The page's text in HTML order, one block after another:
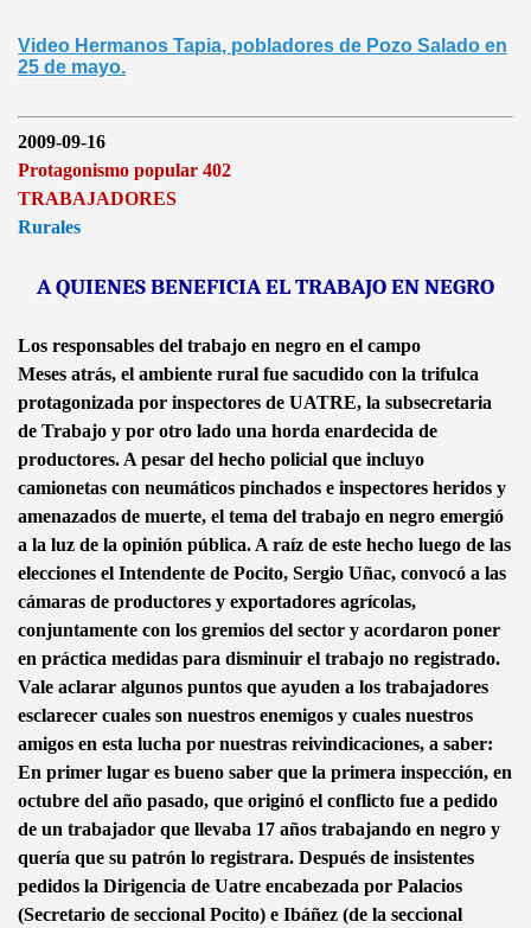
Video Hermanos Tapia, pobladores de Pozo Salado en
25 de mayo.
2009-09-16
Protagonismo popular 402
TRABAJADORES
Rurales
A QUIENES BENEFICIA EL TRABAJO EN NEGRO
Los responsables del trabajo en negro en el campo
Meses atrás, el ambiente rural fue sacudido con la trifulca
protagonizada por inspectores de UATRE, la subsecretaria
de Trabajo y por otro lado una horda enardecida de
productores. A pesar del hecho policial que incluyo
camionetas con neumáticos pinchados e inspectores heridos y
amenazados de muerte, el tema del trabajo en negro emergió
a la luz de la opinión pública. A raíz de este hecho luego de las
elecciones el Intendente de Pocito, Sergio Uñac, convocó a las
cámaras de productores y exportadores agrícolas,
conjuntamente con los gremios del sector y acordaron poner
en práctica medidas para disminuir el trabajo no registrado.
Vale aclarar algunos puntos que ayuden a los trabajadores
esclarecer cuales son nuestros enemigos y cuales nuestros
amigos en esta lucha por nuestras reivindicaciones, a saber:
En primer lugar es bueno saber que la primera inspección, en
octubre del año pasado, que originó el conflicto fue a pedido
de un trabajador que llevaba 17 años trabajando en negro y
quería que su patrón lo registrara. Después de insistentes
pedidos la Dirigencia de Uatre encabezada por Palacios
(Secretario de seccional Pocito) e Ibáñez (de la seccional